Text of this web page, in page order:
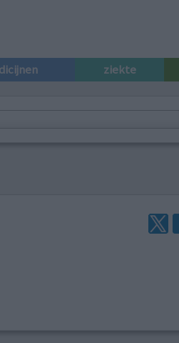
ziekte